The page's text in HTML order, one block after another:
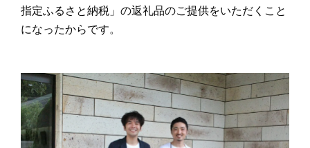
指定ふるさと納税」の返礼品のご提供をいただくこと
になったからです。